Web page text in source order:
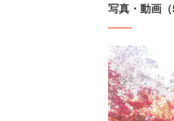
写真・動画（